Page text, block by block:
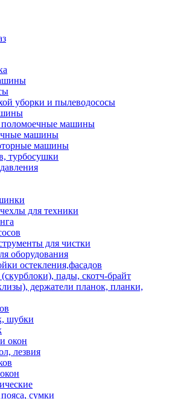
уборки и пылеводососы
поломоечные машины
машины
машины
турбосушки
для техники
для чистки
оборудования
остекления,фасадов
пады, скотч-брайт
держатели планок, планки,
шубки
окон
лезвия
сумки